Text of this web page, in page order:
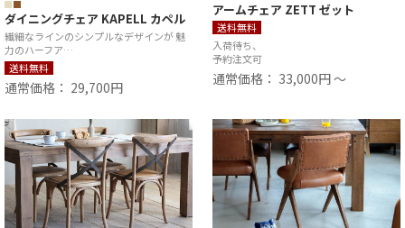
ダイニングチェア KAPELL カペル
繊細なラインのシンプルなデザインが 魅
力のハーフア…
送料無料
通常価格： 29,700円
アームチェア ZETT ゼット
送料無料
入荷待ち、
予約注文可
通常価格： 33,000円 ～